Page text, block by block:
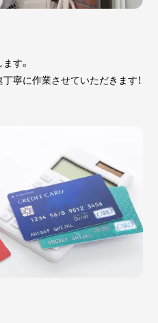
す。
寧に作業させていただきます！